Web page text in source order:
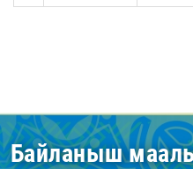
Байланыш